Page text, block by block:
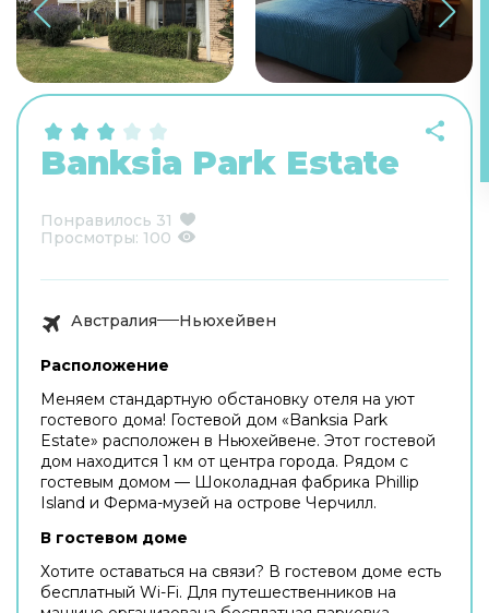
Banksia Park Estate
Понравилось 31
Просмотры: 100
Австралия Ньюхейвен
Расположение
Меняем стандартную обстановку отеля на уют
гостевого дома! Гостевой дом «Banksia Park
Estate» расположен в Ньюхейвене. Этот гостевой
дом находится 1 км от центра города. Рядом с
гостевым домом — Шоколадная фабрика Phillip
Island и Ферма-музей на острове Черчилл.
В гостевом доме
Хотите оставаться на связи? В гостевом доме есть
бесплатный Wi-Fi. Для путешественников на